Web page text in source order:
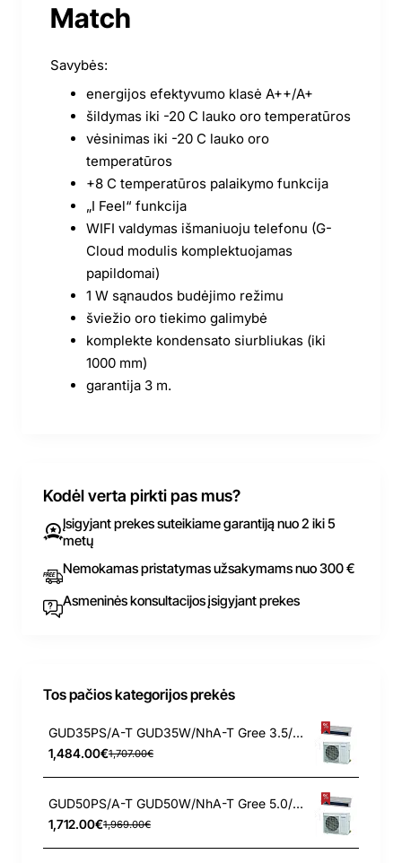
Match
Savybės:
energijos efektyvumo klasė A++/A+
šildymas iki -20 C lauko oro temperatūros
vėsinimas iki -20 C lauko oro
temperatūros
+8 C temperatūros palaikymo funkcija
„I Feel“ funkcija
WIFI valdymas išmaniuoju telefonu (G-
Cloud modulis komplektuojamas
papildomai)
1 W sąnaudos budėjimo režimu
šviežio oro tiekimo galimybė
komplekte kondensato siurbliukas (iki
1000 mm)
garantija 3 m.
Kodėl verta pirkti pas mus?
Įsigyjant prekes suteikiame garantiją nuo 2 iki 5
metų
Nemokamas pristatymas užsakymams nuo 300 €
Asmeninės konsultacijos įsigyjant prekes
Tos pačios kategorijos prekės
GUD35PS/A-T GUD35W/NhA-T Gree 3.5/4.0 kW ortakinis - kanalinis kondicionierius U-Match
1,484.00€1,707.00€
GUD50PS/A-T GUD50W/NhA-T Gree 5.0/5.5 kW ortakinis - kanalinis kondicionierius U-Match
1,712.00€1,969.00€